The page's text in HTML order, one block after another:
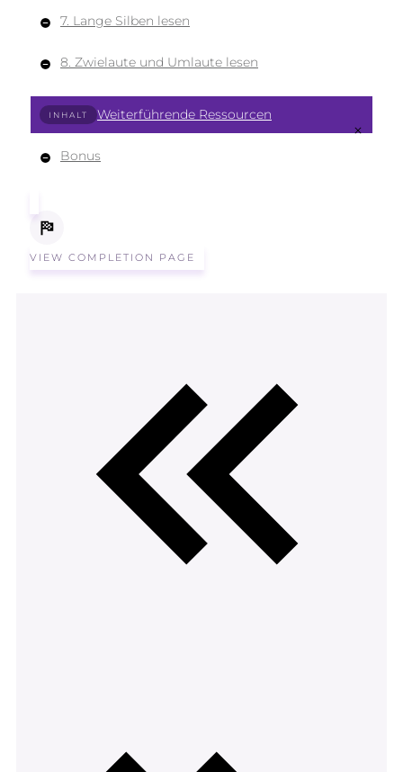
7. Lange Silben lesen
8. Zwielaute und Umlaute lesen
INHALT Weiterführende Ressourcen
Bonus
VIEW COMPLETION PAGE